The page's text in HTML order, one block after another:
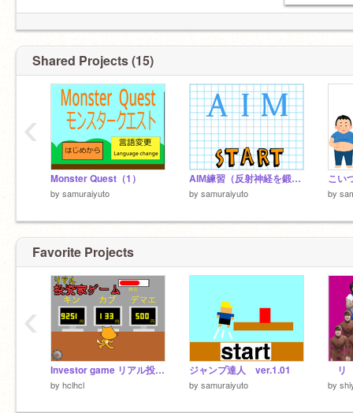
Shared Projects (15)
Monster Quest（1）
by samuraiyuto
AIМ練習（反射神経を鍛える）※fpsやってる人必見
by samuraiyuto by
‹
Favorite Projects
Investor game リアル投資家ゲーム
by hclhcl
ジャンプ達人 ver.1.01
by samuraiyuto
リ
by
‹